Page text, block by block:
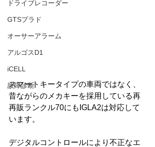
ドライブレコーダー
GTSプラド
オーサーアラーム
アルゴスD1
iCELL
故障診断
スマートキータイプの車両ではなく、
昔ながらのメカキーを採用している再
再販ランクル70にもIGLA2は対応して
います。
デジタルコントロールにより不正なエ